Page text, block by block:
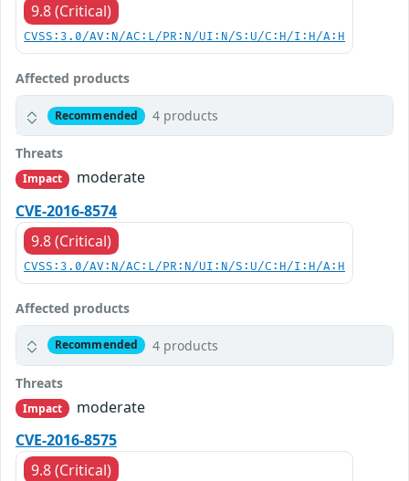
9.8 (Critical)
CVSS:3.0/AV:N/AC:L/PR:N/UI:N/S:U/C:H/I:H/A:H
Affected products
Recommended 4 products
Threats
Impact
moderate
CVE-2016-8574
9.8 (Critical)
CVSS:3.0/AV:N/AC:L/PR:N/UI:N/S:U/C:H/I:H/A:H
Affected products
Recommended 4 products
Threats
Impact
moderate
CVE-2016-8575
9.8 (Critical)